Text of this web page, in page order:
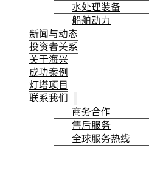
水处理装备
船舶动力
新闻与动态
投资者关系
关于海兴
成功案例
灯塔项目
联系我们
商务合作
售后服务
全球服务热线